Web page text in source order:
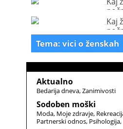
Kaj
Tema: vici o ženskah
Aktualno
Bedarija dneva Zanimivosti
Sodoben moški
Moda Moje zdravje
Partnerski odnos Psihologija